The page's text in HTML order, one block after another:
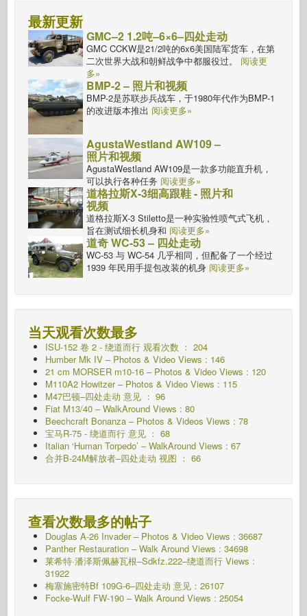
最新更新
GMC–2 1.2吨–6×6–四处走动
GMC CCKW是21/2吨的6x6美国陆军货车，在第
二次世界大战和朝鲜战争中都服役过。 阅读更
多»
BMP-2 – 照片和视频
BMP-2是苏联步兵战车，于1980年代作为BMP-1
的改进版本推出 阅读更多»
AgustaWestland AW109 –
照片和视频
AgustaWestland AW109是一款多功能直升机，
可以执行各种任务 阅读更多»
道格拉斯X-3细高跟鞋 - 照片和
视频
道格拉斯X-3 Stiletto是一种实验性喷气式飞机，
旨在测试细长机身和 阅读更多»
道奇 WC-53 – 四处走动
WC-53 与 WC-54 几乎相同，但配备了一个经过
1939 年民用手提包改装的机身 阅读更多»
当天观看次数最多
ISU-152 卷 2 - 绕道而行 观看次数 ： 204
Humber Mk IV – Photos & Video Views : 146
21 cm MORSER m10-16 – Photos & Video Views : 120
M110A2 Howitzer – Photos & Video Views : 115
M47巴顿–四处走动 意见 ： 96
Fiat M13/40 – WalkAround Views : 80
Beechcraft Bonanza – Photos & Videos Views : 78
宝马R-75 - 绕道而行 意见 ： 68
Italian ‘Human Torpedo’ – WalkAround Views : 67
合并B-24M解放者–四处走动 视图 ： 66
查看次数最多的帖子
Douglas A-26 Invader – Photos & Video Views : 36687
Panther Restauration – Walk Around Views : 34698
莱希特·潘泽斯佩赫瓦根–Sdkfz.222–绕道而行 Views :
31922
梅塞施密特Bf 109G-6–四处走动 意见：26107
Focke-Wulf FW-190 – Walk Around Views : 25054